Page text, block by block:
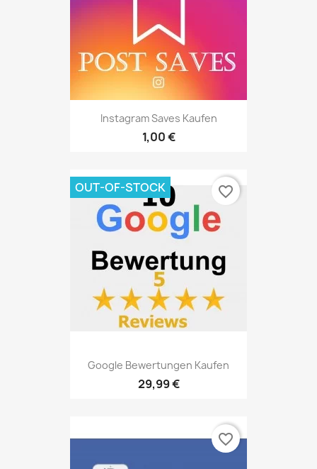
Instagram Saves Kaufen
1,00 €
Google Bewertungen Kaufen
29,99 €
OUT-OF-STOCK favorite_border
favorite_border